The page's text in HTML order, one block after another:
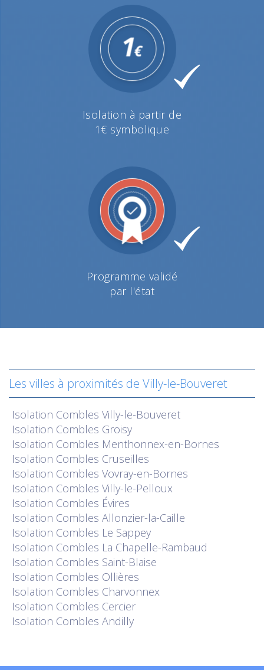
Isolation à partir de
1€ symbolique
Programme validé
par l'état
Les villes à proximités de Villy-le-Bouveret
Isolation Combles Villy-le-Bouveret
Isolation Combles Groisy
Isolation Combles Menthonnex-en-Bornes
Isolation Combles Cruseilles
Isolation Combles Vovray-en-Bornes
Isolation Combles Villy-le-Pelloux
Isolation Combles Évires
Isolation Combles Allonzier-la-Caille
Isolation Combles Le Sappey
Isolation Combles La Chapelle-Rambaud
Isolation Combles Saint-Blaise
Isolation Combles Ollières
Isolation Combles Charvonnex
Isolation Combles Cercier
Isolation Combles Andilly